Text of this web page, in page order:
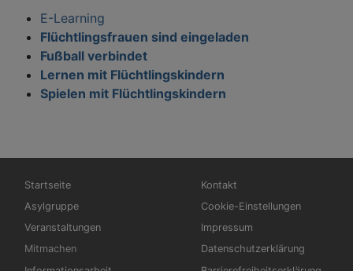
E-Learning
Flüchtlingsfrauen sind eingeladen
Fußball verbindet
Lernen mit Flüchtlingskindern
Spielen mit Flüchtlingskindern
Hauptnavigation
Startseite
Asylgruppe
Veranstaltungen
Mitmachen
Fußbereichsmenü
Kontakt
Cookie-Einstellungen
Impressum
Datenschutzerklärung